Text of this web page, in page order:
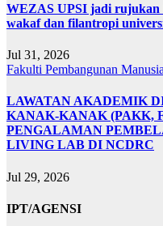
WEZAS UPSI jadi rujukan
wakaf dan filantropi
Jul 31, 2026
Fakulti Pembangunan Manusia
LAWATAN AKADEMIK
KANAK-KANAK (PAKK,
PENGALAMAN
LIVING LAB DI NCDRC
Jul 29, 2026
IPT/AGENSI